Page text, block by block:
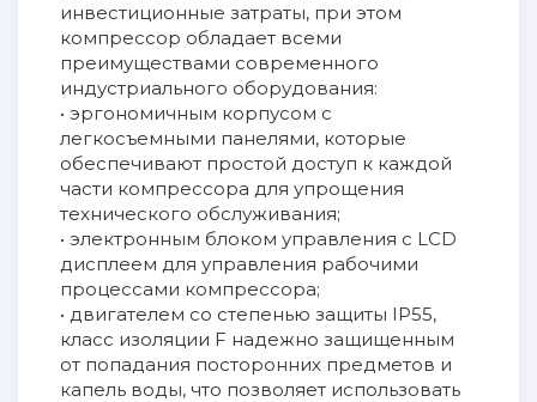
инвестиционные затраты, при этом
компрессор обладает всеми
преимуществами современного
индустриального оборудования:
• эргономичным корпусом с
легкосъемными панелями, которые
обеспечивают простой доступ к каждой
части компрессора для упрощения
технического обслуживания;
• электронным блоком управления с LCD
дисплеем для управления рабочими
процессами компрессора;
• двигателем со степенью защиты IP55,
класс изоляции F надежно защищенным
от попадания посторонних предметов и
капель воды, что позволяет использовать